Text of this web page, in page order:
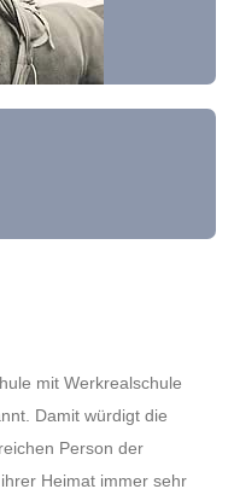
mit Werkrealschule
Damit würdigt die
Person der
Heimat immer sehr